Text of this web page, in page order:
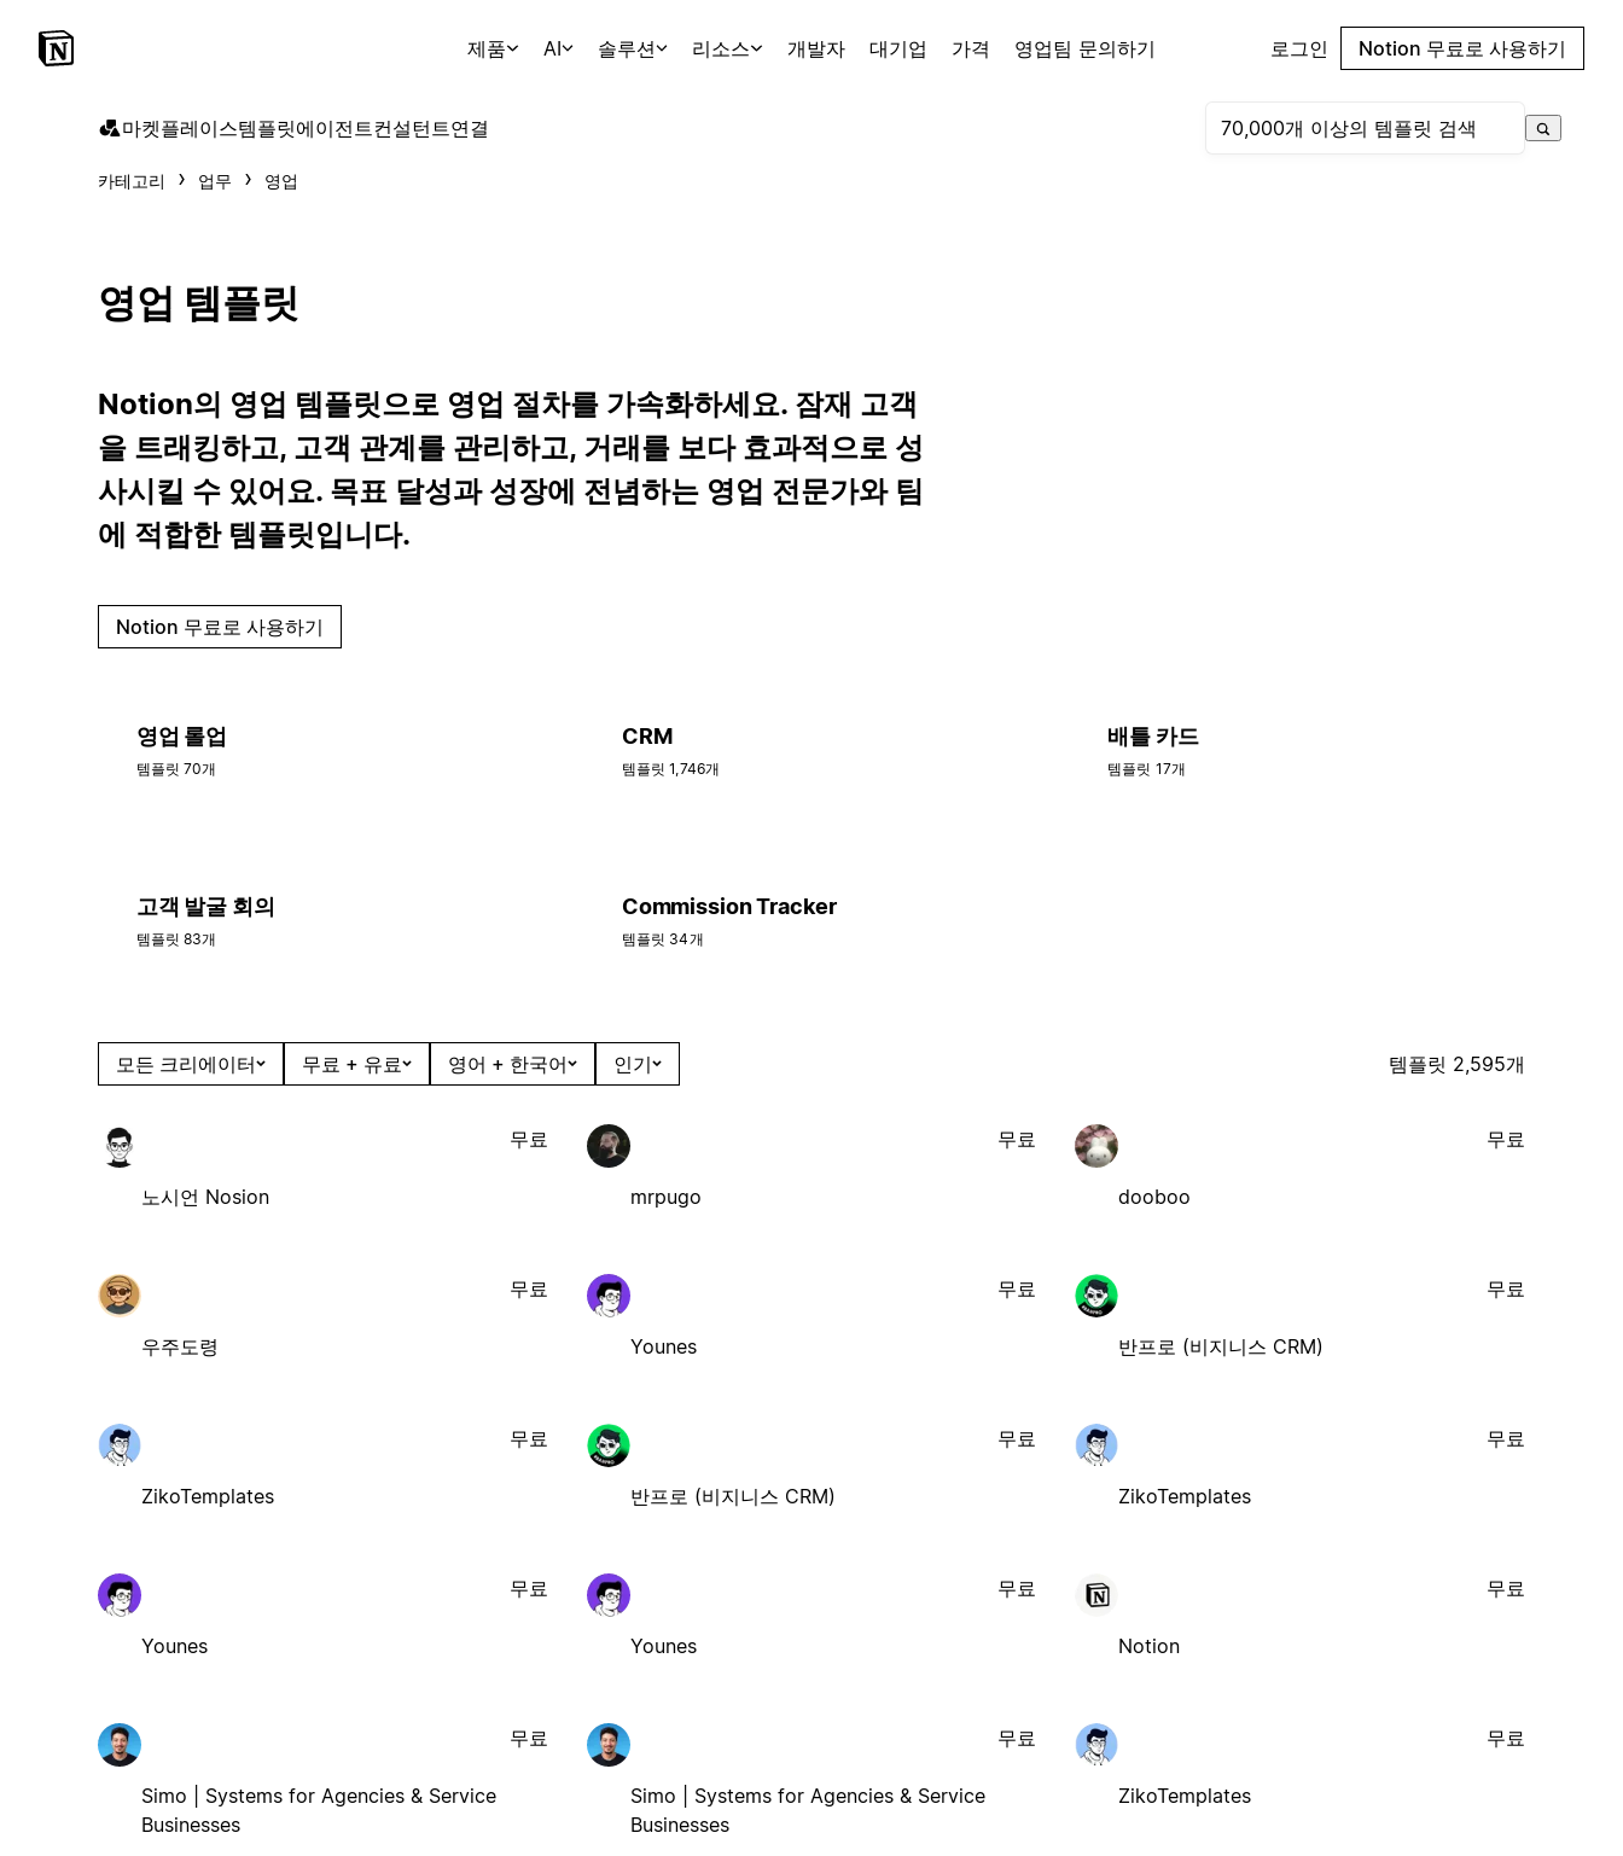
제품 AI 솔루션 리소스 개발자 대기업 가격 영업팀 문의하기 로그인 Notion 무료로 사용하기
마켓플레이스템플릿에이전트컨설턴트연결
카테고리 업무 영업
영업 템플릿
Notion의 영업 템플릿으로 영업 절차를 가속화하세요. 잠재 고객
을 트래킹하고, 고객 관계를 관리하고, 거래를 보다 효과적으로 성
사시킬 수 있어요. 목표 달성과 성장에 전념하는 영업 전문가와 팀
에 적합한 템플릿입니다.
Notion 무료로 사용하기
영업 롤업
템플릿 70개
CRM
템플릿 1,746개
배틀 카드
템플릿 17개
고객 발굴 회의
템플릿 83개
Commission Tracker
템플릿 34개
모든 크리에이터 무료 + 유료 영어 + 한국어 인기 템플릿 2,595개
노시언 Nosion
무료
mrpugo
무료
dooboo
무료
우주도령
무료
Younes
무료
반프로 (비지니스 CRM)
무료
ZikoTemplates
무료
반프로 (비지니스 CRM)
무료
ZikoTemplates
무료
Younes
무료
Younes
무료
Notion
무료
Simo | Systems for Agencies & Service
Businesses
무료
Simo | Systems for Agencies & Service
Businesses
무료
ZikoTemplates
무료